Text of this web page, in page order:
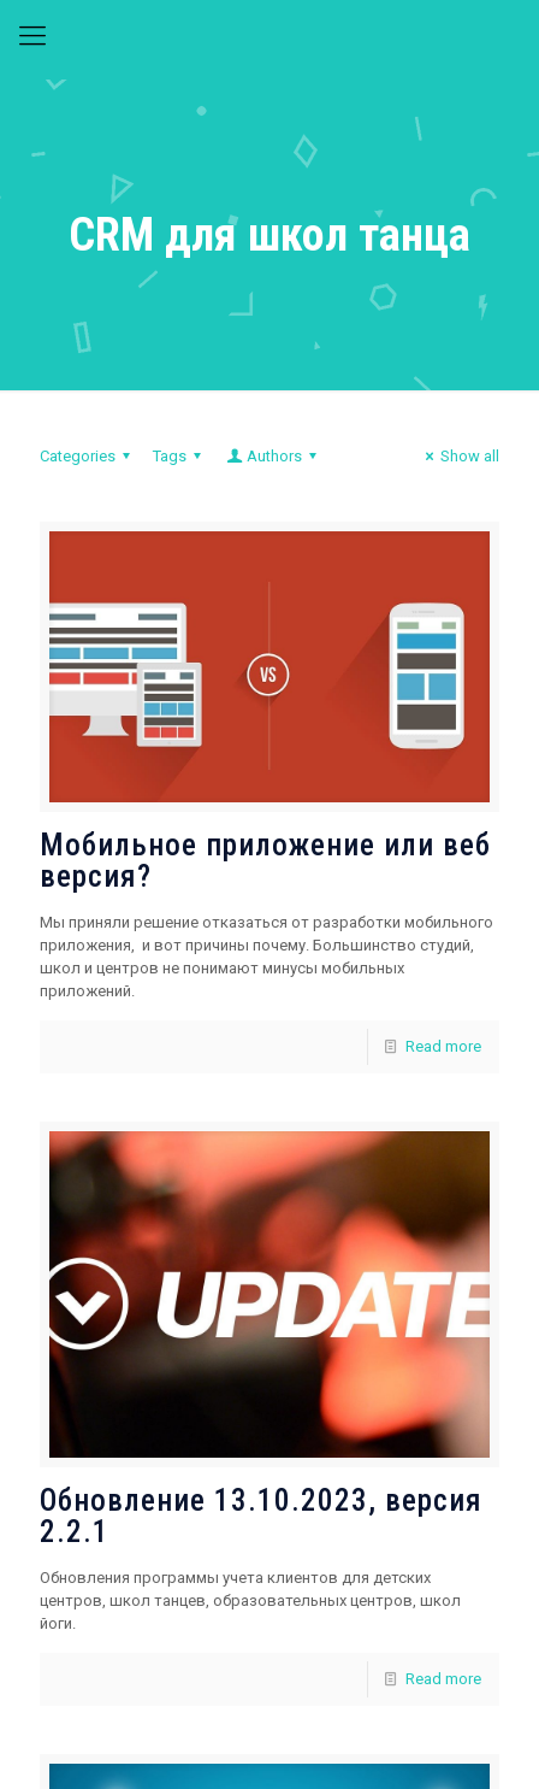
CRM для школ танца
Categories Tags Authors Show all
Мобильное приложение или веб
версия?
Мы приняли решение отказаться от разработки мобильного
приложения, и вот причины почему. Большинство студий,
школ и центров не понимают минусы мобильных
приложений.
Read more
Обновление 13.10.2023, версия
2.2.1
Обновления программы учета клиентов для детских
центров, школ танцев, образовательных центров, школ
йоги.
Read more